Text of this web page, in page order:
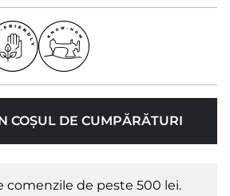
COȘUL DE CUMPĂRĂTURI
comenzile de peste 500 lei.